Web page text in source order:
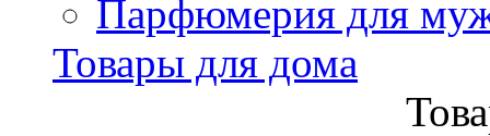
Парфюмерия для
Товары для дома